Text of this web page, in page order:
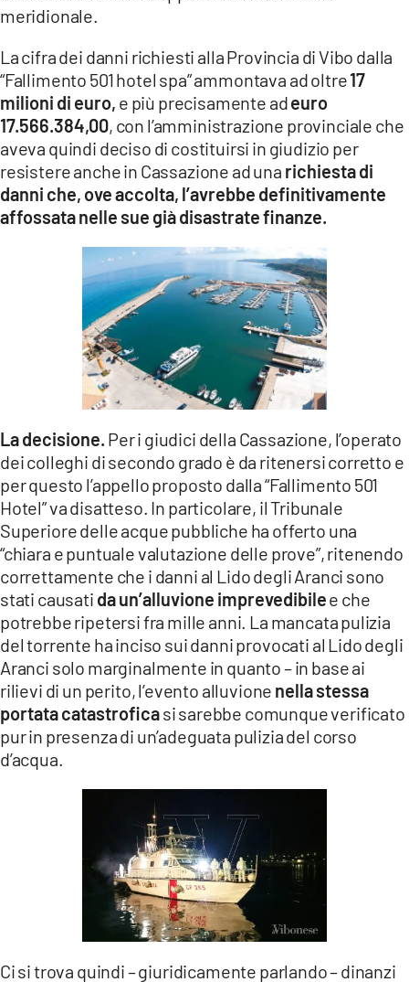
App
ANDROID
APPLE
meridionale.
La cifra dei danni richiesti alla Provincia di Vibo dalla
“Fallimento 501 hotel spa” ammontava ad oltre17
milioni di euro, e più precisamente adeuro
17.566.384,00, con l’amministrazione provinciale che
aveva quindi deciso di costituirsi in giudizio per
resistere anche in Cassazione ad una richiesta di
danni che, ove accolta, l’avrebbe definitivamente
affossata nelle sue già disastrate finanze.
La decisione. Per i giudici della Cassazione, l’operato
dei colleghi di secondo grado è da ritenersi corretto e
per questo l’appello proposto dalla “Fallimento 501
Hotel” va disatteso. In particolare, il Tribunale
Superiore delle acque pubbliche ha offerto una
“chiara e puntuale valutazione delle prove”, ritenendo
correttamente che i danni al Lido degli Aranci sono
stati causati da un’alluvione imprevedibilee che
potrebbe ripetersi fra mille anni. La mancata pulizia
del torrente ha inciso sui danni provocati al Lido degli
Aranci solo marginalmente in quanto – in base ai
rilievi di un perito, l’evento alluvione nella stessa
portata catastroficasi sarebbe comunque verificato
pur in presenza di un’adeguata pulizia del corso
d’acqua.
Ci si trova quindi – giuridicamente parlando – dinanzi